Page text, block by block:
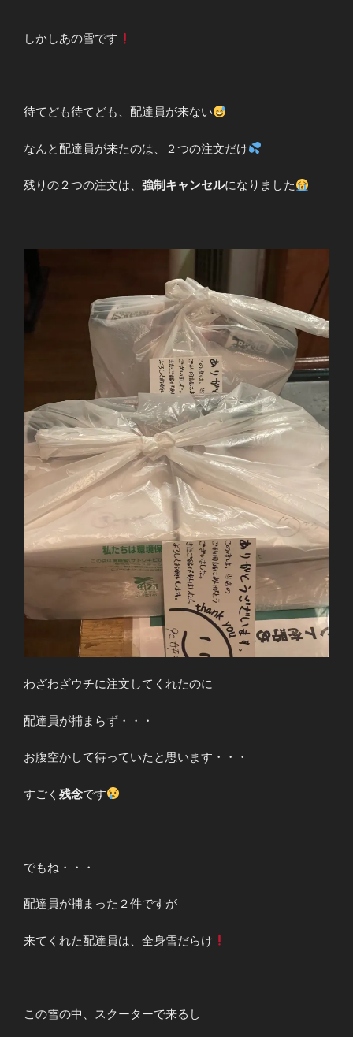
しかしあの雪です
待てども待てども、配達員が来ない
なんと配達員が来たのは、２つの注文だけ
残りの２つの注文は、 強制キャンセルになりました
わざわざウチに注文してくれたのに
配達員が捕まらず・・・
お腹空かして待っていたと思います・・・
すごく 残念です
でもね・・・
配達員が捕まった２件ですが
来てくれた配達員は、全身雪だらけ
この雪の中、スクーターで来るし